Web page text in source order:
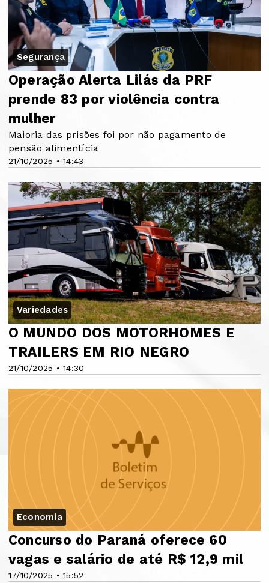
Segurança
21/10/2025 • 14:43
Operação Alerta Lilás da PRF
prende 83 por violência contra
mulher
Maioria das prisões foi por não pagamento de
pensão alimentícia
Variedades
21/10/2025 • 14:30
O MUNDO DOS MOTORHOMES E
TRAILERS EM RIO NEGRO
Economia
17/10/2025 • 15:52
Concurso do Paraná oferece 60
vagas e salário de até R$ 12,9 mil